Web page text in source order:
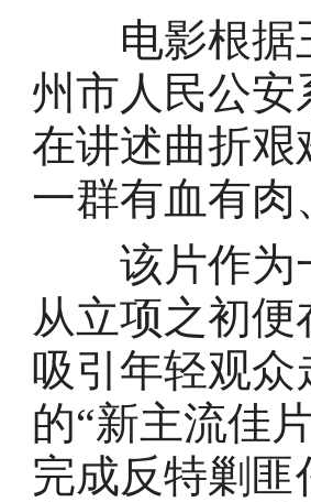
电影根据王
州市人民公
在讲述曲折
一群有血有
该片作为一
从立项之初
吸引年轻观
的“新主流佳
完成反特剿